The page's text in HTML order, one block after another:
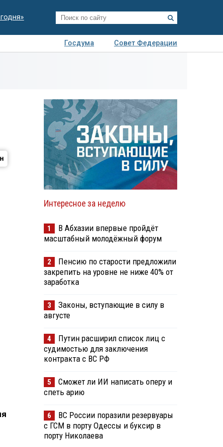
Госдума
Совет Федерации
Интересное за неделю
1
В Абхазии впервые пройдёт
масштабный молодёжный форум
2
Пенсию по старости предложили
закрепить на уровне не ниже 40% от
заработка
3
Законы, вступающие в силу в
августе
4
Путин расширил список лиц с
судимостью для заключения
контракта с ВС РФ
5
Сможет ли ИИ написать оперу и
спеть арию
6
ВС России поразили резервуары
с ГСМ в порту Одессы и буксир в
порту Николаева